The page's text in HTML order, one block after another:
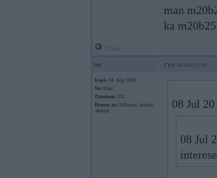
man
ka
btr 09. Jul 2010, 17:42
Kopš: 04. Aug 2008
No: Rīga
Ziņojumi: 335
Braucu ar: 318isport :aleluja:
:aleluja:
08 Jul
08 Jul